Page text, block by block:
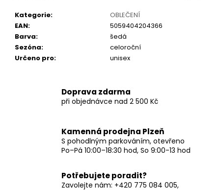
Kategorie:
OBLEČENÍ
EAN:
5059404204366
Barva:
šedá
Sezóna:
celoroční
Určeno pro: unisex
Doprava zdarma
při objednávce nad 2 500 Kč
Kamenná prodejna Plzeň
S pohodlným parkováním, otevřeno
Po–Pá 10:00–18:30 hod, So 9:00-13 hod
Potřebujete poradit?
Zavolejte nám: +420 775 084 005,